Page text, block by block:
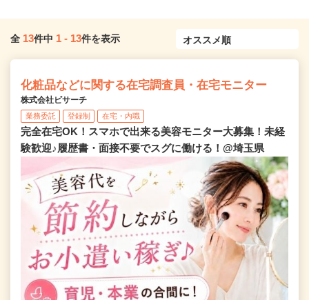
全 13件中 1 - 13件を表示
化粧品などに関する在宅調査員・在宅モニター
株式会社ビサーチ
業務委託 登録制 在宅・内職
完全在宅OK！スマホで出来る美容モニター大募集！未経
験歓迎♪履歴書・面接不要でスグに働ける！@埼玉県